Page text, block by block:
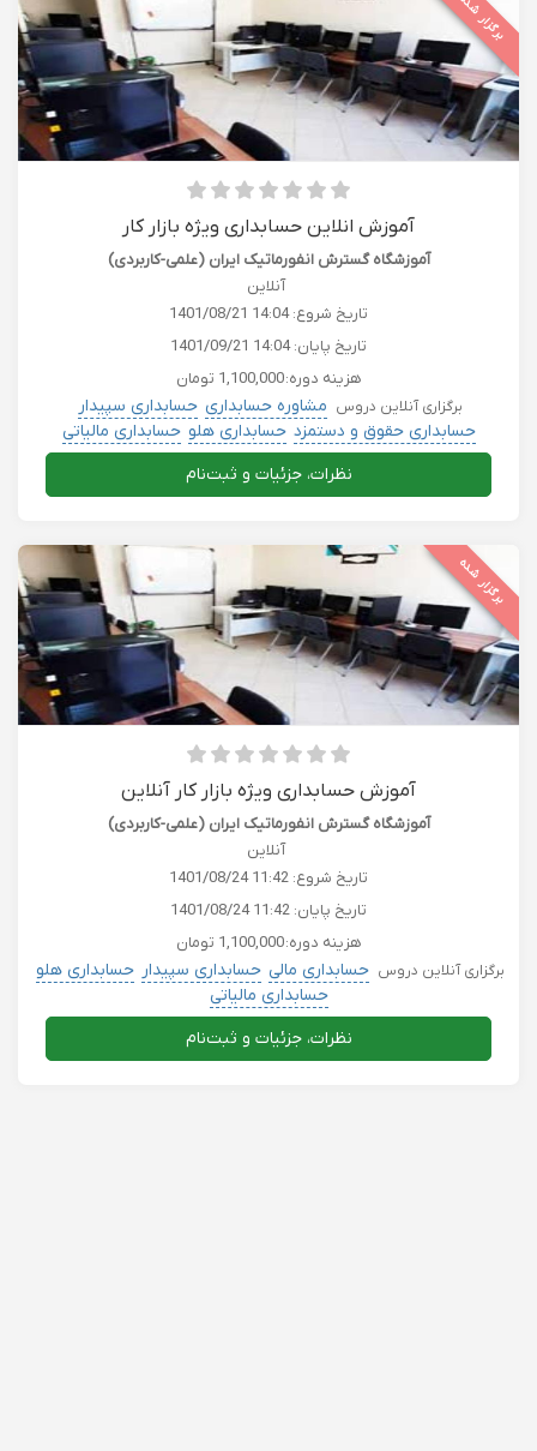
برگزار شده
آموزش انلاین حسابداری ویژه بازار کار
آموزشگاه گسترش انفورماتیک ایران (علمی-کاربردی)
آنلاین
تاریخ شروع:1401/08/21 14:04
تاریخ پایان:1401/09/21 14:04
هزینه دوره:1,100,000 تومان
برگزاری آنلاین دروس مشاوره حسابداری حسابداری سپیدار
حسابداری حقوق و دستمزد حسابداری هلو حسابداری مالیاتی
نظرات، جزئیات و ثبت‌نام
برگزار شده
آموزش حسابداری ویژه بازار کار آنلاین
آموزشگاه گسترش انفورماتیک ایران (علمی-کاربردی)
آنلاین
تاریخ شروع: 1401/08/24 11:42
تاریخ پایان: 1401/08/24 11:42
هزینه دوره:1,100,000 تومان
برگزاری آنلاین دروس حسابداری مالی حسابداری سپیدار حسابداری هلو
حسابداری مالیاتی
نظرات، جزئیات و ثبت‌نام